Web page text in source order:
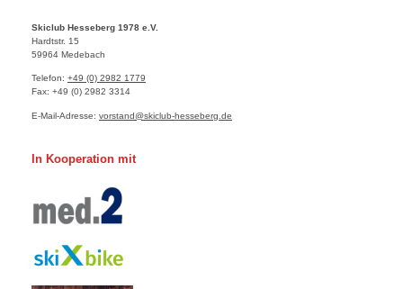
Skiclub Hesseberg 1978 e.V.
Hardtstr. 15
59964 Medebach
Telefon: +49 (0) 2982 1779
Fax: +49 (0) 2982 3314
E-Mail-Adresse: vorstand@skiclub-hesseberg.de
In Kooperation mit